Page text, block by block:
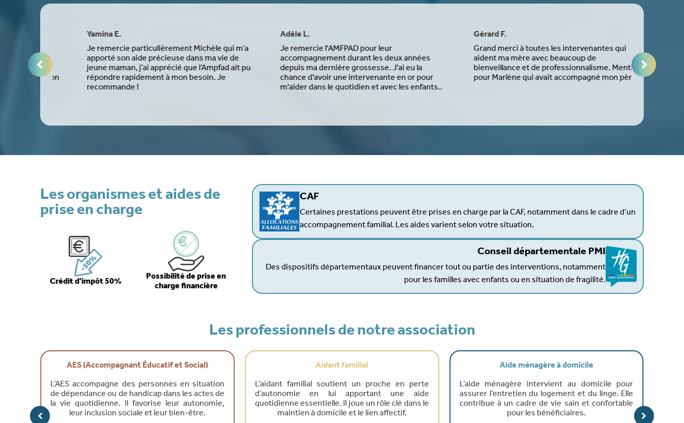
Dès mon
Yamina E.
Je remercie particulièrement Michèle qui m’a
apporté son aide précieuse dans ma vie de
jeune maman, j’ai apprécié que l’Ampfad ait pu
répondre rapidement à mon besoin. Je
recommande !
Adèle L.
Je remercie l'AMFPAD pour leur
accompagnement durant les deux années
depuis ma dernière grossesse. J'ai eu la
chance d'avoir une intervenante en or pour
m'aider dans le quotidien et avec les enfants..
Gérard F.
Grand merci à toutes les intervenantes qui
aident ma mère avec beaucoup de
bienveillance et de professionnalisme. Mention
pour Marlène qui avait accompagné mon père...
Michèle
l’arrivée
trouvé un
Les organismes et aides de
prise en charge
Crédit d'impôt 50% Possibilité de prise en
charge financière
CAF
Certaines prestations peuvent être prises en charge par la CAF, notamment dans le cadre d’un
accompagnement familial. Les aides varient selon votre situation.
Conseil départementale PMI
Des dispositifs départementaux peuvent financer tout ou partie des interventions, notamment
pour les familles avec enfants ou en situation de fragilité.
Les professionnels de notre association
AES (Accompagnant Éducatif et Social)
L’AES accompagne des personnes en situation
de dépendance ou de handicap dans les actes de
la vie quotidienne. Il favorise leur autonomie,
leur inclusion sociale et leur bien-être.
Aidant familial
L’aidant familial soutient un proche en perte
d’autonomie en lui apportant une aide
quotidienne essentielle. Il joue un rôle clé dans le
maintien à domicile et le lien affectif.
Aide ménagère à domicile
L’aide ménagère intervient au domicile pour
assurer l’entretien du logement et du linge. Elle
contribue à un cadre de vie sain et confortable
pour les bénéficiaires.
L’auxiliaire de
âgées ou
essentiels du
sécurité, leur